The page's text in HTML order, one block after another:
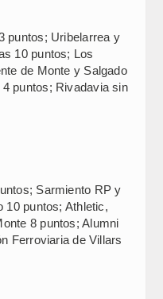
puntos; Uribelarrea y
10 puntos; Los
de Monte y Salgado
puntos; Rivadavia sin
Sarmiento RP y
10 puntos; Athletic,
8 puntos; Alumni
Ferroviaria de Villars